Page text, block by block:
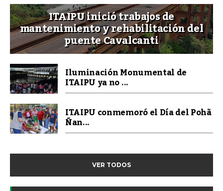
ITAIPU inició trabajos de
mantenimiento y rehabilitación del
puente Cavalcanti
Iluminación Monumental de
ITAIPU ya no ...
ITAIPU conmemoró el Día del Pohã
Ñan...
VER TODOS